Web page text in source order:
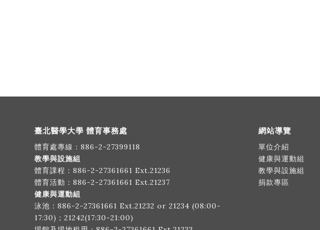
臺北醫學大學 體育事務處
體育處專線： 886-2-27399118
教學與設施組
體育課程： 886-2-27361661 Ext.21236
體育活動： 886-2-27361661 Ext.21237
健康與運動組
泳池： 886-2-27361661 Ext.21232 or 21234 (08:00-
17:30)；21242(17:30-21:00)
網站導覽
單位介紹
健康與運動組
教學與設施組
捐款專區